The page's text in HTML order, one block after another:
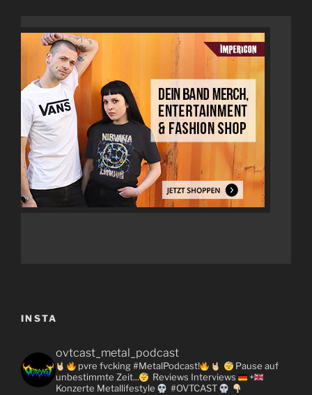
INSTA
ovtcast_metal_podcast
pvre fvcking #MetalPodcast!
Pause auf
unbestimmte Zeit...
Reviews Interviews
+
Konzerte Metallifestyle #OVTCAST